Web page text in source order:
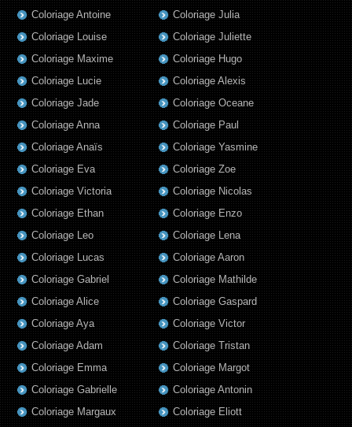
Coloriage Antoine
Coloriage Louise
Coloriage Maxime
Coloriage Lucie
Coloriage Jade
Coloriage Anna
Coloriage Anaïs
Coloriage Eva
Coloriage Victoria
Coloriage Ethan
Coloriage Leo
Coloriage Lucas
Coloriage Gabriel
Coloriage Alice
Coloriage Aya
Coloriage Adam
Coloriage Emma
Coloriage Gabrielle
Coloriage Julia
Coloriage Juliette
Coloriage Hugo
Coloriage Alexis
Coloriage Oceane
Coloriage Paul
Coloriage Yasmine
Coloriage Zoe
Coloriage Nicolas
Coloriage Enzo
Coloriage Lena
Coloriage Aaron
Coloriage Mathilde
Coloriage Gaspard
Coloriage Victor
Coloriage Tristan
Coloriage Margot
Coloriage Antonin
Coloriage Margaux
Coloriage Eliott